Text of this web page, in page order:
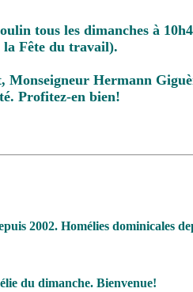
tous les dimanches à
la Fête du travail).
Monseigneur Hermann
Profitez-en bien!
2002. Homélies dominicales
du dimanche. Bienvenue!